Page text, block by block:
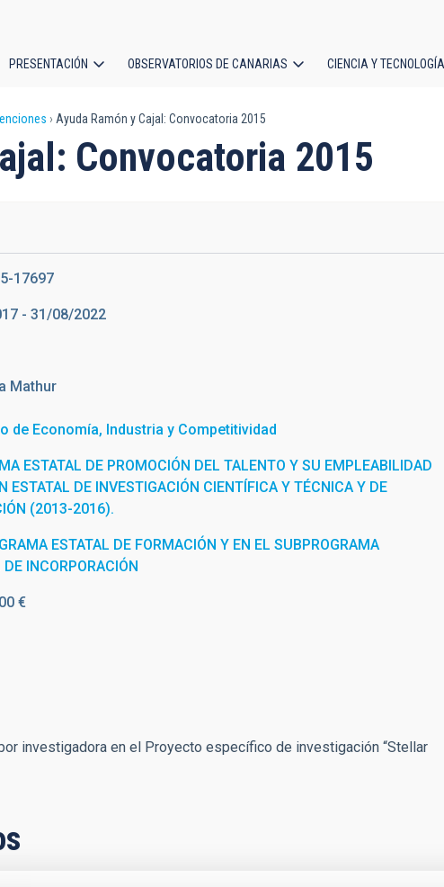
PRESENTACIÓN OBSERVATORIOS DE CANARIAS CIENCIA Y TECNOLOGÍA
Ayuda Ramón y Cajal: Convocatoria 2015
Convocatoria 2015
17697
- 31/08/2022
Mathur
de Economía, Industria y Competitividad
ESTATAL DE PROMOCIÓN DEL TALENTO Y SU EMPLEABILIDAD
ESTATAL DE INVESTIGACIÓN CIENTÍFICA Y TÉCNICA Y DE
(2013-2016).
ESTATAL DE FORMACIÓN Y EN EL SUBPROGRAMA
DE INCORPORACIÓN
€
investigadora en el Proyecto específico de investigación “Stellar